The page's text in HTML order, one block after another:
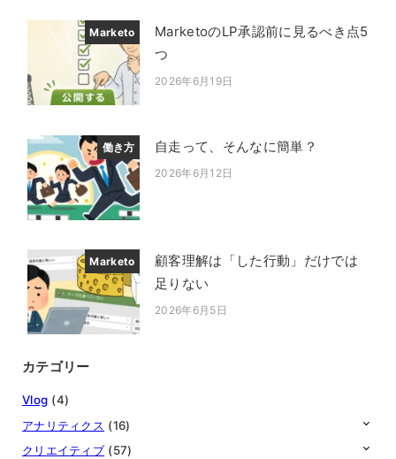
Marketo
MarketoのLP承認前に見るべき点5
つ
投稿日
2026年6月19日
働き方 自走って、そんなに簡単？
投稿日
2026年6月12日
Marketo
顧客理解は「した行動」だけでは
足りない
投稿日
2026年6月5日
カテゴリー
Vlog (4)
アナリティクス (16)
クリエイティブ (57)